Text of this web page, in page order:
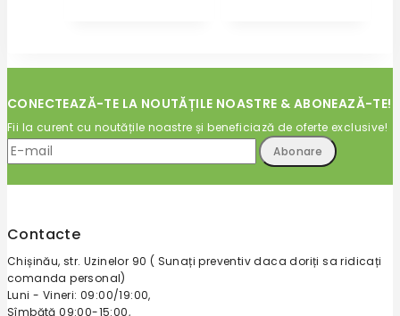
CONECTEAZĂ-TE LA NOUTĂȚILE NOASTRE & ABONEAZĂ-TE!
Fii la curent cu noutățile noastre și beneficiază de oferte exclusive!
Contacte
Chișinău, str. Uzinelor 90 ( Sunați preventiv daca doriți sa ridicați
comanda personal)
Luni - Vineri: 09:00/19:00,
Sîmbătă 09:00-15:00,